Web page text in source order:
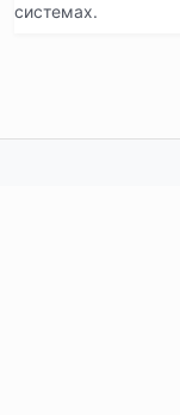
системах.